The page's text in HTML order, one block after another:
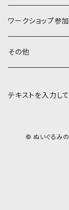
ワークショップ参
その他
テキストを入力し
© ぬいぐるみ